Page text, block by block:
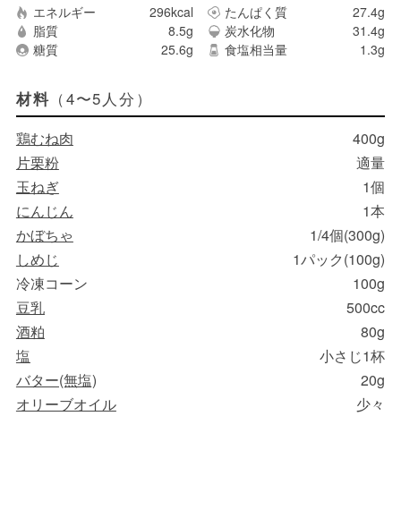
エネルギー 296kcal たんぱく質
27.4g
脂質
8.5g 炭水化物
31.4g
糖質
25.6g 食塩相当量 1.3g
材料 （4〜5人分）
鶏むね肉
400g
片栗粉
適量
玉ねぎ
1個
にんじん
1本
かぼちゃ
1/4個(300g)
しめじ
1パック(100g)
冷凍コーン
100g
豆乳
500cc
酒粕
80g
塩
小さじ1杯
バター(無塩)
20g
オリーブオイル
少々